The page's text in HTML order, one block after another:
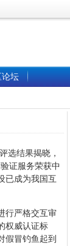
论坛
选结果揭晓，
证服务荣获中
已成为我国互
行严格交互审
权威认证标
假冒钓鱼起到